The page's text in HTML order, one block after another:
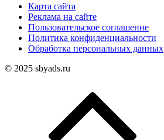
Карта сайта
Реклама на сайте
Пользовательское соглашение
Политика конфиденциальности
Обработка персональных данных
© 2025 sbyads.ru